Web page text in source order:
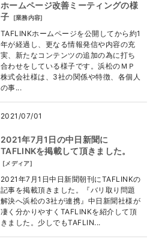
ホームページ改善ミーティングの様
子
[業務内容]
TAFLINKホームページを公開してから約1
年が経過し、更なる情報発信や内容の充
実、新たなコンテンツの追加の為に打ち
合わせをしている様子です。浜松のＭＰ
株式会社様は、3社の関係や特徴、各個人
の事...
2021/07/01
2021年7月1日の中日新聞に
TAFLINKを掲載して頂きました。
[ メディア]
2021年7月1日中日新聞朝刊にTAFLINKの
記事を掲載頂きました。『バリ取り問題
解決へ浜松の3社が連携』中日新聞社様が
凄く分かりやすくTAFLINKを紹介して頂
きました。少しでもTAFLIN...